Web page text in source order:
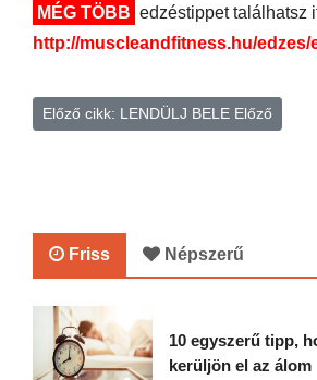
MÉG TÖBB edzéstippet találhatsz
http://muscleandfitness.hu/edzes/
Előző cikk: LENDÜLJ BELE Előző
Friss Népszerű
10 egyszerű tipp,
kerüljön el az álom